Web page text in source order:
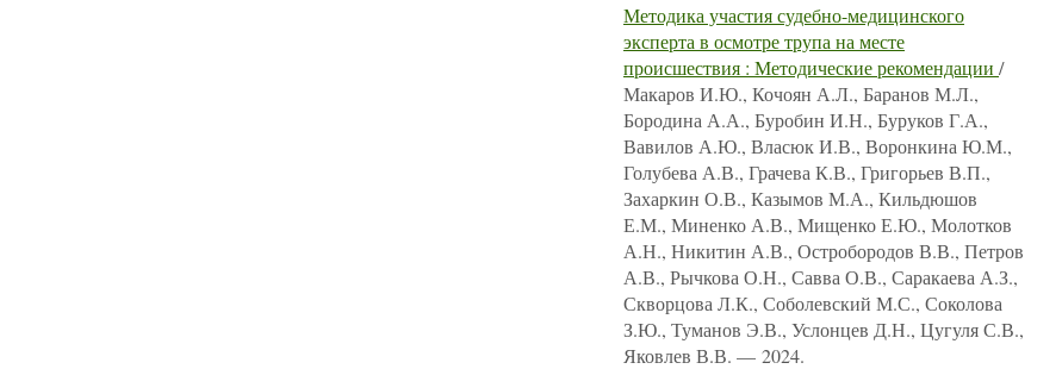
Методика участия судебно-медицинского
эксперта в осмотре трупа на месте
происшествия : Методические рекомендации /
Макаров И.Ю., Кочоян А.Л., Баранов М.Л.,
Бородина А.А., Буробин И.Н., Буруков Г.А.,
Вавилов А.Ю., Власюк И.В., Воронкина Ю.М.,
Голубева А.В., Грачева К.В., Григорьев В.П.,
Захаркин О.В., Казымов М.А., Кильдюшов
Е.М., Миненко А.В., Мищенко Е.Ю., Молотков
А.Н., Никитин А.В., Остробородов В.В., Петров
А.В., Рычкова О.Н., Савва О.В., Саракаева А.З.,
Скворцова Л.К., Соболевский М.С., Соколова
З.Ю., Туманов Э.В., Услонцев Д.Н., Цугуля С.В.,
Яковлев В.В. — 2024.